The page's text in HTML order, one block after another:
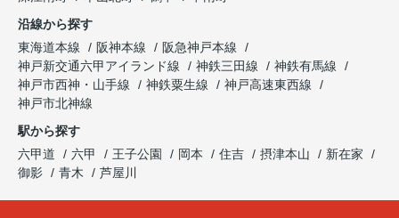
沿線から探す
東海道本線
阪神本線
阪急神戸本線
神戸新交通六甲アイランド線
神鉄三田線
神鉄有馬線
神戸市西神・山手線
神鉄粟生線
神戸高速東西線
神戸市北神線
駅から探す
六甲道
六甲 王子公園 岡本 住吉 摂津本山
新在家
御影
青木 芦屋川